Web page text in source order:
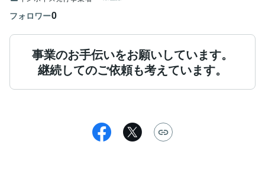
フォロワー0
事業のお手伝いをお願いしています。
継続してのご依頼も考えています。